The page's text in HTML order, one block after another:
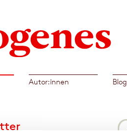
Autor:innen Blog